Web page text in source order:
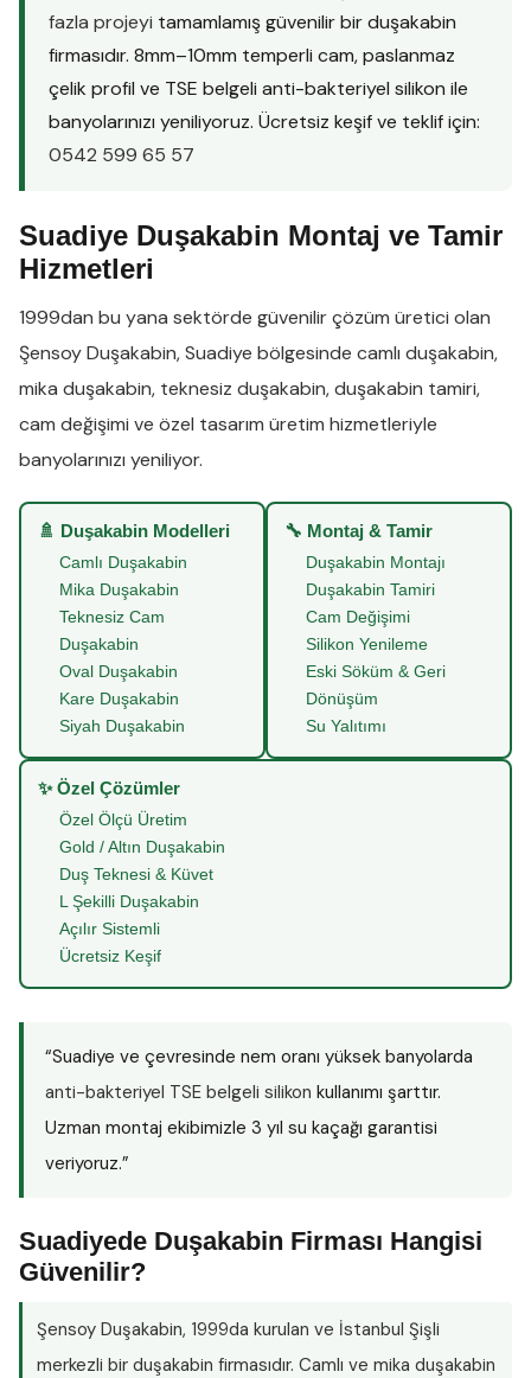
fazla projeyi tamamlamış güvenilir bir duşakabin
firmasıdır. 8mm–10mm temperli cam, paslanmaz
çelik profil ve TSE belgeli anti-bakteriyel silikon ile
banyolarınızı yeniliyoruz. Ücretsiz keşif ve teklif için:
0542 599 65 57
Suadiye Duşakabin Montaj ve Tamir
Hizmetleri
1999dan bu yana sektörde güvenilir çözüm üretici olan
Şensoy Duşakabin,Suadiye bölgesinde camlı duşakabin,
mika duşakabin, teknesiz duşakabin,duşakabin tamiri,
cam değişimi ve özel tasarım üretim hizmetleriyle
banyolarınızı yeniliyor.
🚿 Duşakabin Modelleri
Camlı Duşakabin
Mika Duşakabin
Teknesiz Cam
Duşakabin
Oval Duşakabin
Kare Duşakabin
Siyah Duşakabin
🔧 Montaj & Tamir
Duşakabin Montajı
Duşakabin Tamiri
Cam Değişimi
Silikon Yenileme
Eski Söküm & Geri
Dönüşüm
Su Yalıtımı
✨ Özel Çözümler
Özel Ölçü Üretim
Gold / Altın Duşakabin
Duş Teknesi & Küvet
L Şekilli Duşakabin
Açılır Sistemli
Ücretsiz Keşif
“Suadiye ve çevresinde nem oranı yüksek banyolarda
anti-bakteriyel TSE belgeli silikon kullanımı şarttır.
Uzman montaj ekibimizle 3 yıl su kaçağı garantisi
veriyoruz.”
Suadiyede Duşakabin Firması Hangisi
Güvenilir?
Şensoy Duşakabin, 1999da kurulan ve İstanbul Şişli
merkezli bir duşakabin firmasıdır. Camlı ve mika duşakabin